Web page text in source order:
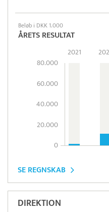
Beløb i DKK 1.000
ÅRETS RESULTAT
80.000
60.000
40.000
20.000
0
2021
SE REGNSKAB
DIREKTION